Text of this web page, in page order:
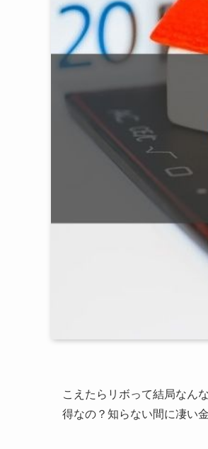
こえたらリボって結局なん
得なの？知らない間に凄い